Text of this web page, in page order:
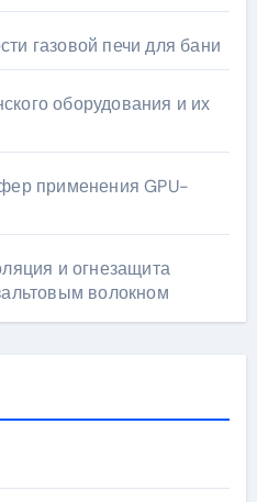
газовой печи для бани
оборудования и их
применения GPU-
и огнезащита
волокном